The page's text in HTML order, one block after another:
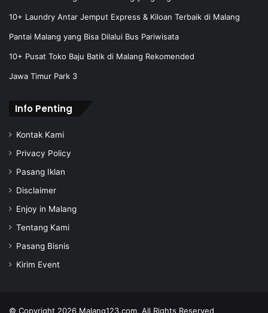
d
e
s
10+ Laundry Antar Jemput Express & Kiloan Terbaik di Malang
Pantai Malang yang Bisa Dilalui Bus Pariwisata
10+ Pusat Toko Baju Batik di Malang Rekomended
Jawa Timur Park 3
Info Penting
Kontak Kami
Privacy Policy
Pasang Iklan
Disclaimer
Enjoy in Malang
Tentang Kami
Pasang Bisnis
Kirim Event
© Copyright 2026 Malang123.com, All Rights Reserved